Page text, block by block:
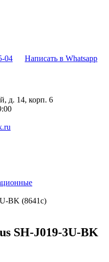
04
Написать в Whatsapp
д. 14, корп. 6
BK (8641c)
SH-J019-3U-BK